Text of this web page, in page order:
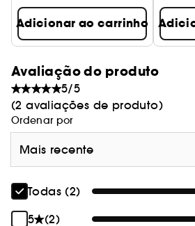
・Protege a pele de
perda de luminosidade e
ação do complexo
・Protege a pele das luzes
da hipotaurina.
・Contém uma fragrância
harmonizadora de odores,
da transpiração e o
NÃO-COMEDOGÉNICO
Adicionar ao carrinho
Avaliação do produto
5/5
(2 avaliações de produto)
Ordenar por
Mais recente
Todas (2)
5
(2)